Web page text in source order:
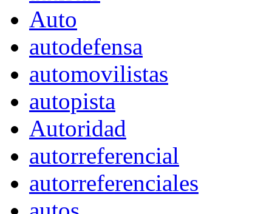
Auto
autodefensa
automovilistas
autopista
Autoridad
autorreferencial
autorreferenciales